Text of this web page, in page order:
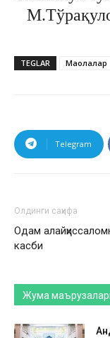
TEGLAR Мақолалар
Telegram
Олдинги саҳифа
Одам
касби
Жума